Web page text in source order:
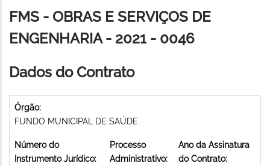
de
navegação
FMS - OBRAS E SERVIÇOS DE
ENGENHARIA - 2021 - 0046
Dados do Contrato
Órgão:
FUNDO MUNICIPAL DE SAÚDE
Número do
Instrumento Jurídico:
Processo
Administrativo:
Ano da Assinatura
do Contrato: